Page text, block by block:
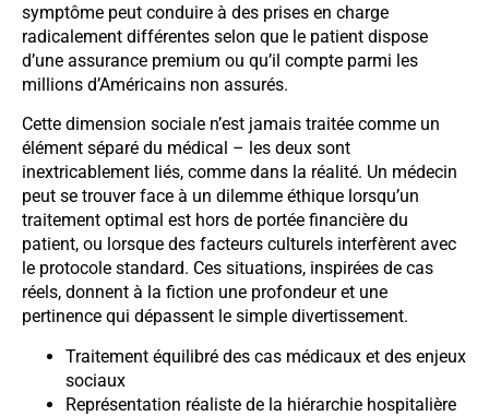
symptôme peut conduire à des prises en charge
radicalement différentes selon que le patient dispose
d’une assurance premium ou qu’il compte parmi les
millions d’Américains non assurés.
Cette dimension sociale n’est jamais traitée comme un
élément séparé du médical – les deux sont
inextricablement liés, comme dans la réalité. Un médecin
peut se trouver face à un dilemme éthique lorsqu’un
traitement optimal est hors de portée financière du
patient, ou lorsque des facteurs culturels interfèrent avec
le protocole standard. Ces situations, inspirées de cas
réels, donnent à la fiction une profondeur et une
pertinence qui dépassent le simple divertissement.
Traitement équilibré des cas médicaux et des enjeux
sociaux
Représentation réaliste de la hiérarchie hospitalière